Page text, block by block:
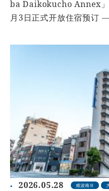
ba Daikokucho Annex
月3日正式开放住宿预订
2026.05.28 难波南Ⅲ